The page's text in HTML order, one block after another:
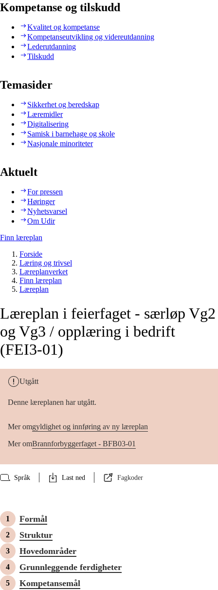
Kompetanse og tilskudd
Kvalitet og kompetanse
Kompetanseutvikling og videreutdanning
Lederutdanning
Tilskudd
Temasider
Sikkerhet og beredskap
Læremidler
Digitalisering
Samisk i barnehage og skole
Nasjonale minoriteter
Aktuelt
For pressen
Høringer
Nyhetsvarsel
Om Udir
Finn læreplan
Forside
Læring og trivsel
Læreplanverket
Finn læreplan
Læreplan
Læreplan i feierfaget - særløp Vg2
og Vg3 / opplæring i bedrift
(FEI3-01)
Utgått
Denne læreplanen har utgått.
Mer omgyldighet og innføring av ny læreplan
Mer omBrannforbyggerfaget - BFB03-01
Språk Last ned Fagkoder
Formål
Struktur
Hovedområder
Grunnleggende ferdigheter
Kompetansemål